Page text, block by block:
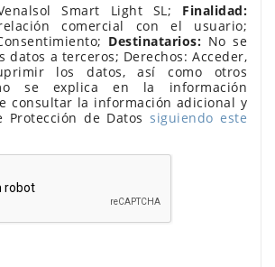
Smart Light SL; Finalidad:
comercial con el usuario;
Destinatarios: No se
datos a terceros; Derechos: Acceder,
los datos, así como otros
se explica en la información
consultar la información adicional y
Protección de Datossiguiendo este